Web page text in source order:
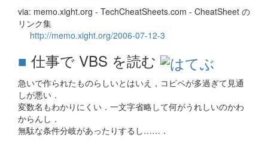
via: memo.xight.org - TechCheatSheets.com - CheatSheet の
リンク集
http://memo.xight.org/2006-07-12-3
■ 仕事で VBS を読む
急いで作られたものらしいとはいえ，コピペが多過ぎて見通
しが悪い．
変数名もわかりにくい．一文字省略して何がうれしいのかわ
からんし．
無駄な条件分岐があったりするし……．